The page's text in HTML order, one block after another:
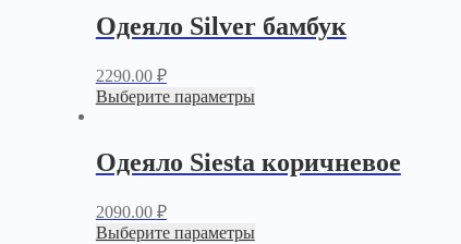
Одеяло Silver бамбук
2290.00 ₽
Выберите параметры
Одеяло Siesta коричневое
2090.00 ₽
Выберите параметры